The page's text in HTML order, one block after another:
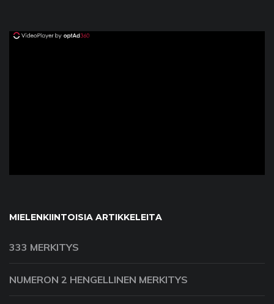
MIELENKIINTOISIA ARTIKKELEITA
333 MERKITYS
NUMERON 2 HENGELLINEN MERKITYS